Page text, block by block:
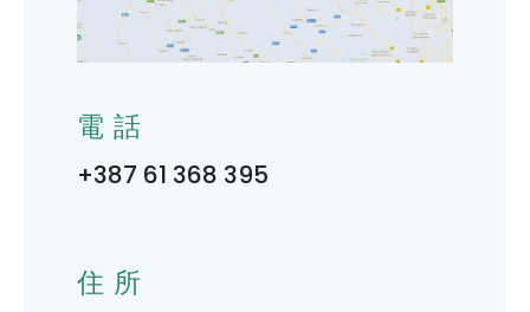
電話
+387 61 368 395
住所